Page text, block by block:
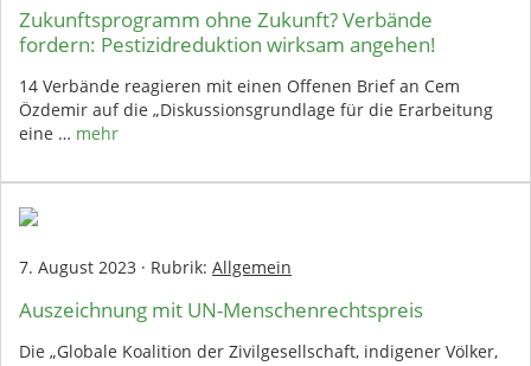
Zukunftsprogramm ohne Zukunft? Verbände
fordern: Pestizidreduktion wirksam angehen!
14 Verbände reagieren mit einen Offenen Brief an Cem
Özdemir auf die „Diskussionsgrundlage für die Erarbeitung
eine … mehr
7. August 2023 · Rubrik: Allgemein
Auszeichnung mit UN-Menschenrechtspreis
Die „Globale Koalition der Zivilgesellschaft, indigener Völker,